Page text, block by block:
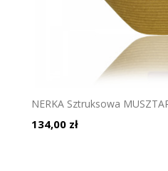
NERKA Sztruksowa
Cena
134,00 zł